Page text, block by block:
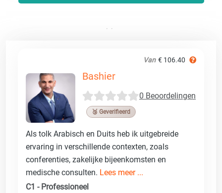
Van € 106.40
Bashier
0 Beoordelingen
🥉 Geverifieerd
Als tolk Arabisch en Duits heb ik uitgebreide
ervaring in verschillende contexten, zoals
conferenties, zakelijke bijeenkomsten en
medische consulten. Lees meer ...
C1 - Professioneel